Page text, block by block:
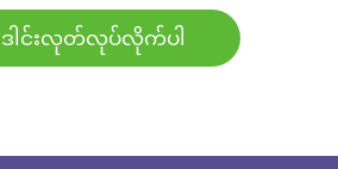
ေါင်းလုတ်လုပ်လိုက်ပါ